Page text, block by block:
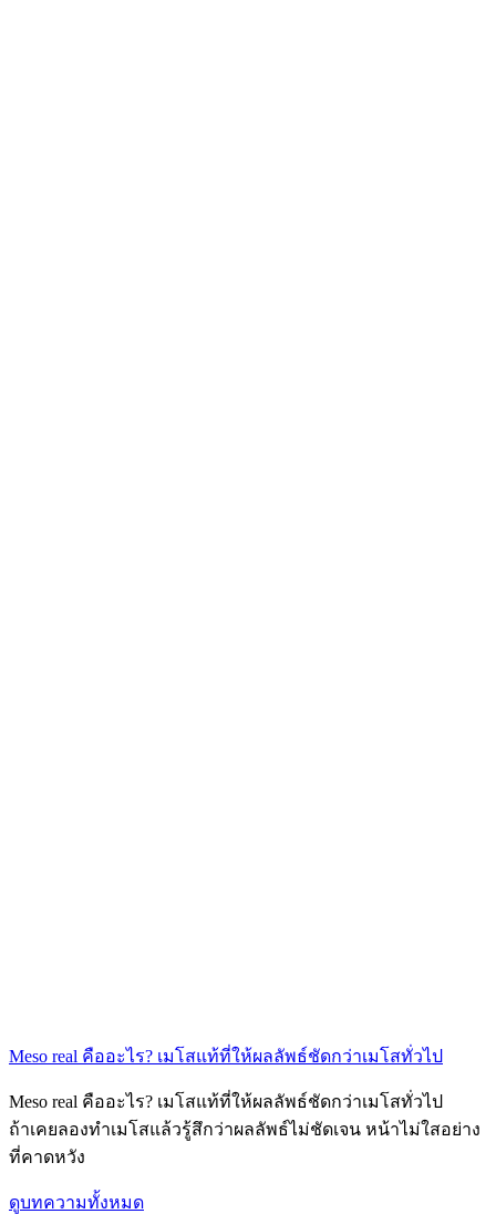
Meso real คืออะไร? เมโสแท้ที่ให้ผลลัพธ์ชัดกว่าเมโสทั่วไป
Meso real คืออะไร? เมโสแท้ที่ให้ผลลัพธ์ชัดกว่าเมโสทั่วไป
ถ้าเคยลองทำเมโสแล้วรู้สึกว่าผลลัพธ์ไม่ชัดเจน หน้าไม่ใสอย่าง
ที่คาดหวัง
ดูบทความทั้งหมด